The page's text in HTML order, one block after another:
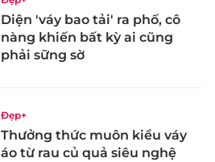
Diện 'váy bao tải' ra phố, cô
nàng khiến bất kỳ ai cũng
phải sững sờ
Đẹp+
Thưởng thức muôn kiểu váy
áo từ rau củ quả siêu nghệ